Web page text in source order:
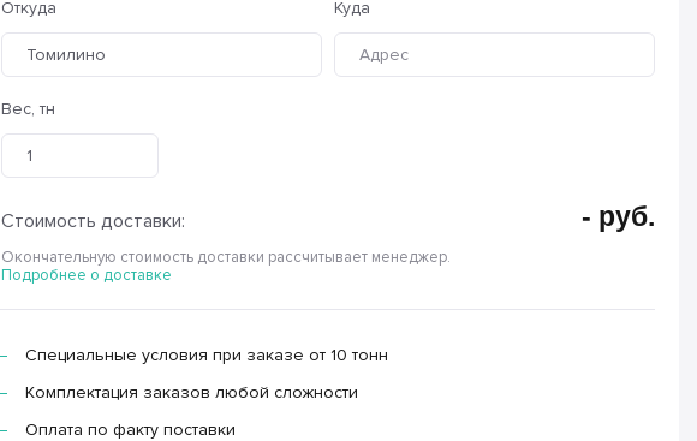
Откуда
Томилино
Куда
Вес, тн
Стоимость доставки: - руб.
Окончательную стоимость доставки рассчитывает менеджер.
Подробнее о доставке
Специальные условия при заказе от 10 тонн
Комплектация заказов любой сложности
Оплата по факту поставки